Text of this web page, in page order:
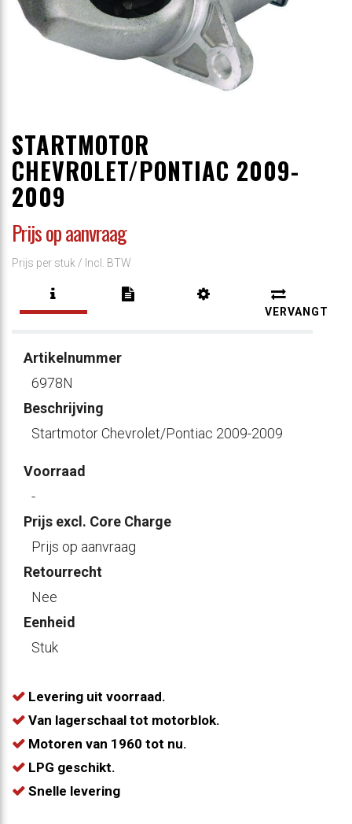
STARTMOTOR
CHEVROLET/PONTIAC 2009-
2009
Prijs op aanvraag
Prijs per stuk / Incl. BTW
VERVANGT
Artikelnummer
6978N
Beschrijving
Startmotor Chevrolet/Pontiac 2009-2009
Voorraad
-
Prijs excl. Core Charge
Prijs op aanvraag
Retourrecht
Nee
Eenheid
Stuk
Levering uit voorraad.
Van lagerschaal tot motorblok.
Motoren van 1960 tot nu.
LPG geschikt.
Snelle levering